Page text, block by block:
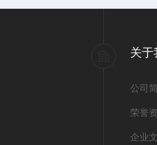
关于
公司
荣誉
企业